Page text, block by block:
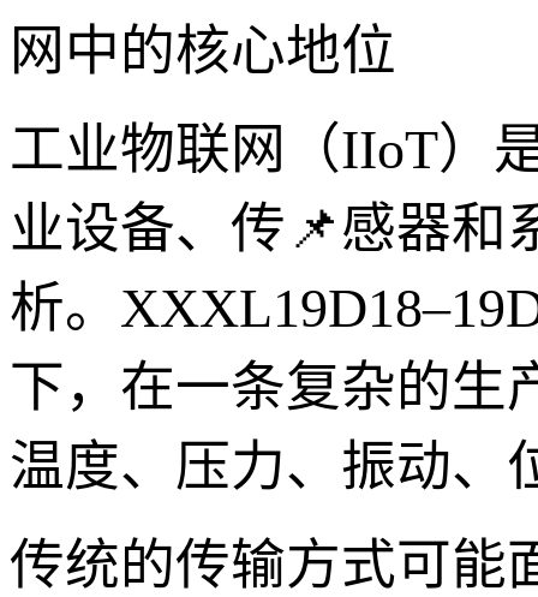
网中的核心地位
工业物联网（IIoT）
业设备、传📌感器和
析。
下，在一条复杂的生
温度、压力、振动、
传统的传输方式可能